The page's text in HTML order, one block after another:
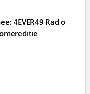
4EVER49 Radio